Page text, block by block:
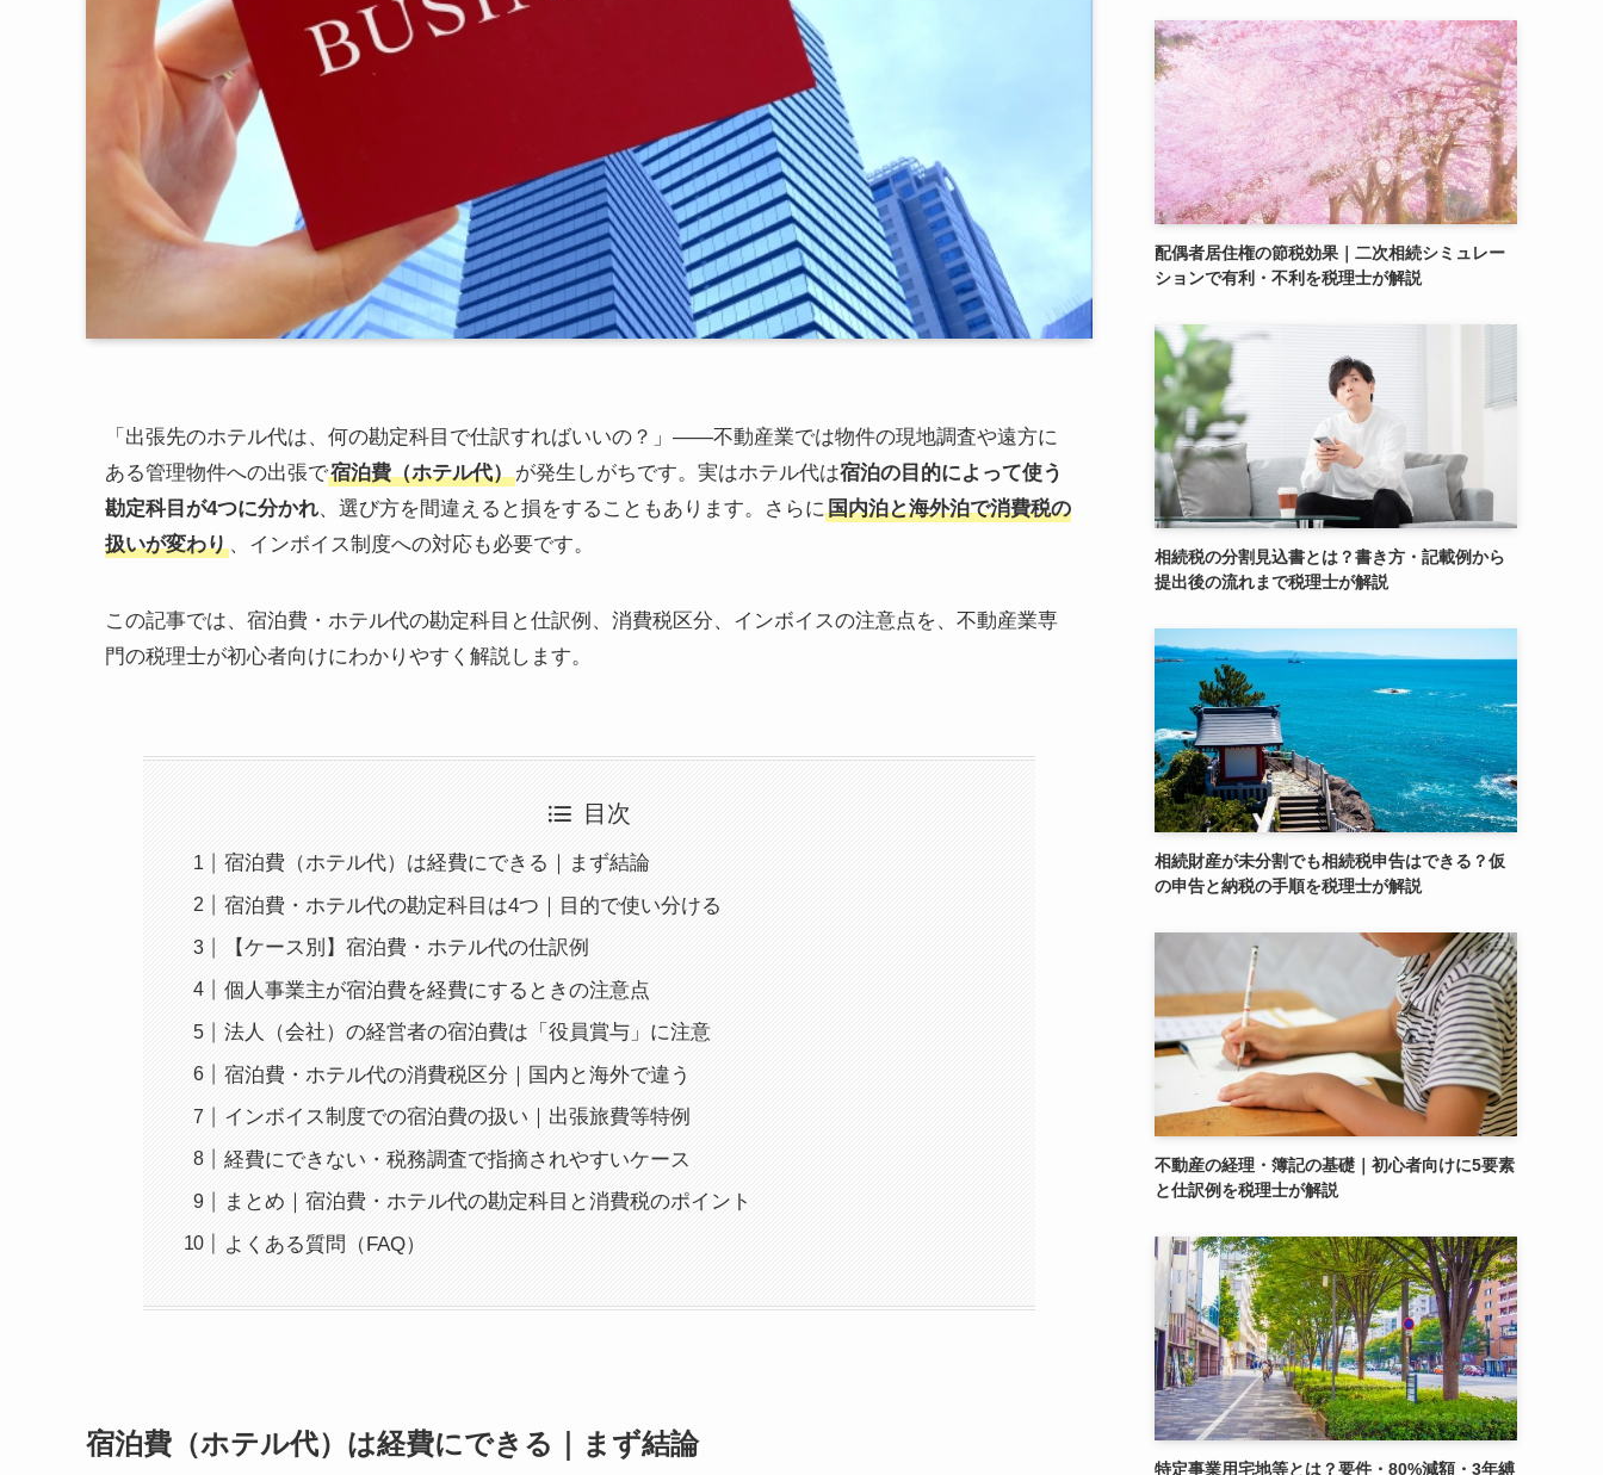
「出張先のホテル代は、何の勘定科目で仕訳すればいいの？」——不動産業では物件の現地調査や遠方に
ある管理物件への出張で宿泊費（ホテル代）が発生しがちです。実はホテル代は宿泊の目的によって使う
勘定科目が4つに分かれ、選び方を間違えると損をすることもあります。さらに国内泊と海外泊で消費税の
扱いが変わり 、インボイス制度への対応も必要です。
この記事では、宿泊費・ホテル代の勘定科目と仕訳例、消費税区分、インボイスの注意点を、不動産業専
門の税理士が初心者向けにわかりやすく解説します。
目次
宿泊費（ホテル代）は経費にできる｜まず結論
宿泊費・ホテル代の勘定科目は4つ｜目的で使い分ける
【ケース別】宿泊費・ホテル代の仕訳例
個人事業主が宿泊費を経費にするときの注意点
法人（会社）の経営者の宿泊費は「役員賞与」に注意
宿泊費・ホテル代の消費税区分｜国内と海外で違う
インボイス制度での宿泊費の扱い｜出張旅費等特例
経費にできない・税務調査で指摘されやすいケース
まとめ｜宿泊費・ホテル代の勘定科目と消費税のポイント
よくある質問（FAQ）
宿泊費（ホテル代）は経費にできる｜まず結論
配偶者居住権の節税効果｜二次相続シミュレー
ションで有利・不利を税理士が解説
相続税の分割見込書とは？書き方・記載例から
提出後の流れまで税理士が解説
相続財産が未分割でも相続税申告はできる？仮
の申告と納税の手順を税理士が解説
不動産の経理・簿記の基礎｜初心者向けに5要素
と仕訳例を税理士が解説
特定事業用宅地等とは？要件・80%減額・3年縛